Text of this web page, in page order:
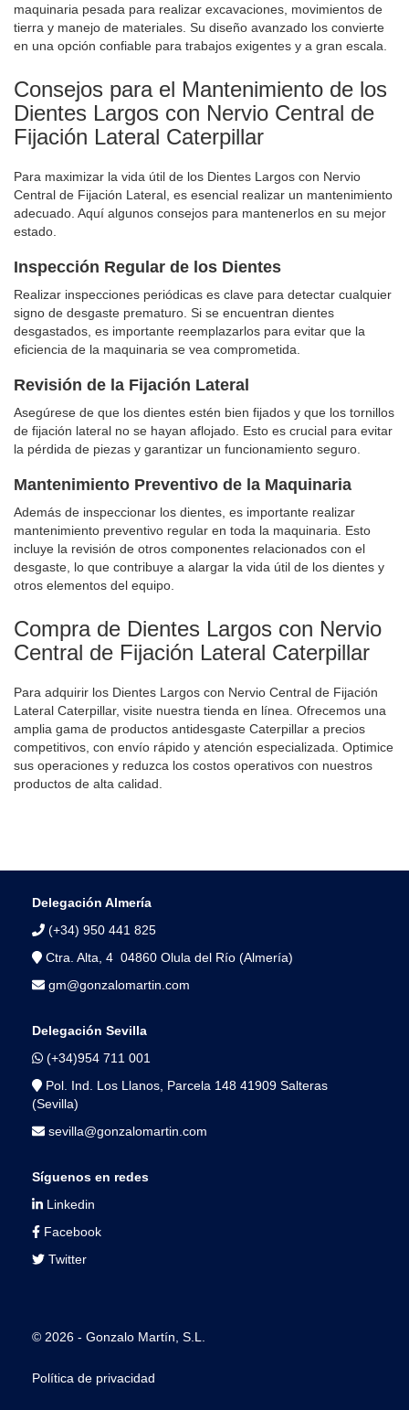
maquinaria pesada para realizar excavaciones, movimientos de
tierra y manejo de materiales. Su diseño avanzado los convierte
en una opción confiable para trabajos exigentes y a gran escala.
Consejos para el Mantenimiento de los
Dientes Largos con Nervio Central de
Fijación Lateral Caterpillar
Para maximizar la vida útil de los Dientes Largos con Nervio
Central de Fijación Lateral, es esencial realizar un mantenimiento
adecuado. Aquí algunos consejos para mantenerlos en su mejor
estado.
Inspección Regular de los Dientes
Realizar inspecciones periódicas es clave para detectar cualquier
signo de desgaste prematuro. Si se encuentran dientes
desgastados, es importante reemplazarlos para evitar que la
eficiencia de la maquinaria se vea comprometida.
Revisión de la Fijación Lateral
Asegúrese de que los dientes estén bien fijados y que los tornillos
de fijación lateral no se hayan aflojado. Esto es crucial para evitar
la pérdida de piezas y garantizar un funcionamiento seguro.
Mantenimiento Preventivo de la Maquinaria
Además de inspeccionar los dientes, es importante realizar
mantenimiento preventivo regular en toda la maquinaria. Esto
incluye la revisión de otros componentes relacionados con el
desgaste, lo que contribuye a alargar la vida útil de los dientes y
otros elementos del equipo.
Compra de Dientes Largos con Nervio
Central de Fijación Lateral Caterpillar
Para adquirir los Dientes Largos con Nervio Central de Fijación
Lateral Caterpillar, visite nuestra tienda en línea. Ofrecemos una
amplia gama de productos antidesgaste Caterpillar a precios
competitivos, con envío rápido y atención especializada. Optimice
sus operaciones y reduzca los costos operativos con nuestros
productos de alta calidad.
Delegación Almería
(+34) 950 441 825
Ctra. Alta, 4 04860 Olula del Río (Almería)
gm@gonzalomartin.com
Delegación Sevilla
(+34)954 711 001
Pol. Ind. Los Llanos, Parcela 148 41909 Salteras
(Sevilla)
sevilla@gonzalomartin.com
Síguenos en redes
Linkedin
Facebook
Twitter
© 2026 - Gonzalo Martín, S.L.
Política de privacidad